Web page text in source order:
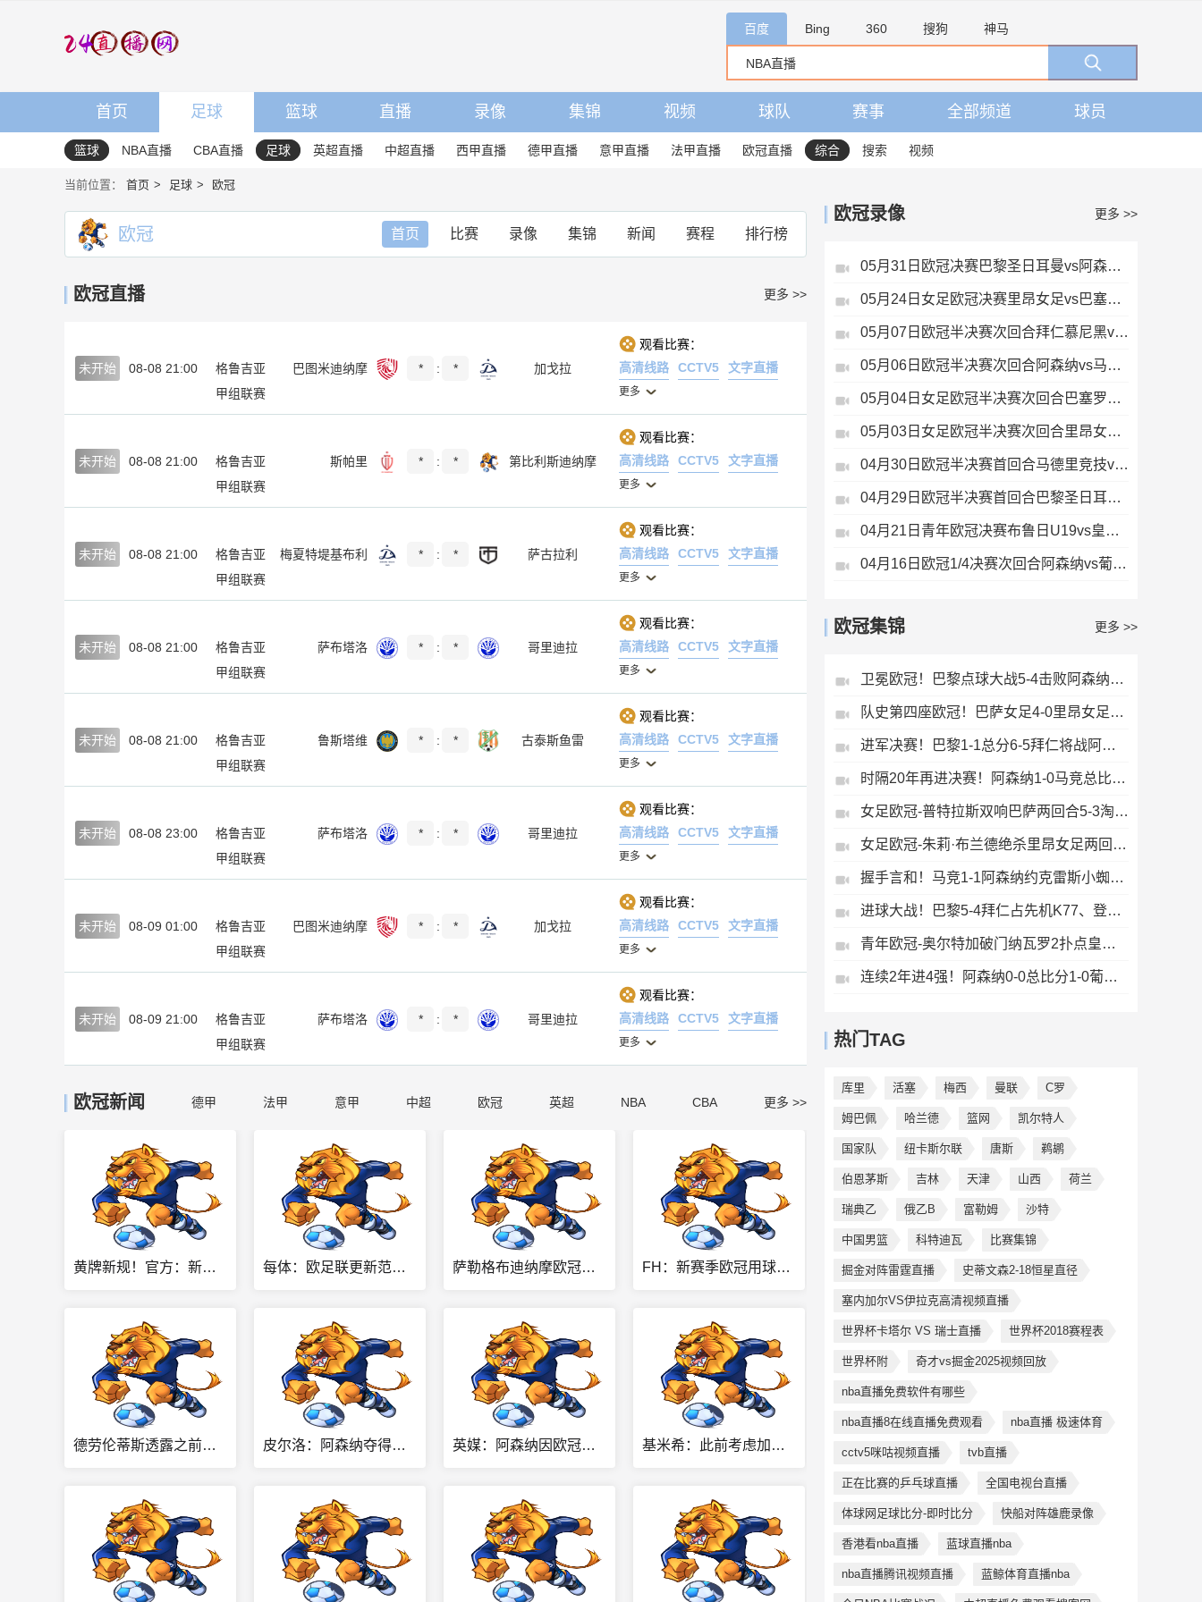
百度 Bing 360 搜狗 神马
首页 足球 篮球 直播 录像 集锦 视频 球队 赛事 全部频道 球员
篮球 NBA直播 CBA直播 足球 英超直播 中超直播 西甲直播 德甲直播 意甲直播 法甲直播 欧冠直播 综合 搜索 视频
当前位置： 首页 足球 欧冠
欧冠 首页 比赛 录像 集锦 新闻 赛程 排行榜
欧冠直播 更多 >>
未开始 08-08 21:00
格鲁吉亚
甲组联赛
巴图米迪纳摩 * : * 加戈拉
观看比赛：
高清线路
CCTV5 文字直播
更多
未开始 08-08 21:00
格鲁吉亚
甲组联赛
斯帕里 * : * 第比利斯迪纳摩
观看比赛：
高清线路
CCTV5 文字直播
更多
未开始 08-08 21:00
格鲁吉亚
甲组联赛
梅夏特堤基布利 * : * 萨古拉利
观看比赛：
高清线路
CCTV5 文字直播
更多
未开始 08-08 21:00
格鲁吉亚
甲组联赛
萨布塔洛 * : * 哥里迪拉
观看比赛：
高清线路
CCTV5 文字直播
更多
未开始 08-08 21:00
格鲁吉亚
甲组联赛
鲁斯塔维 * : * 古泰斯鱼雷
观看比赛：
高清线路
CCTV5 文字直播
更多
未开始 08-08 23:00
格鲁吉亚
甲组联赛
萨布塔洛 * : * 哥里迪拉
观看比赛：
高清线路
CCTV5 文字直播
更多
未开始 08-09 01:00
格鲁吉亚
甲组联赛
巴图米迪纳摩 * : * 加戈拉
观看比赛：
高清线路
CCTV5 文字直播
更多
未开始 08-09 21:00
格鲁吉亚
甲组联赛
萨布塔洛 * : * 哥里迪拉
观看比赛：
高清线路
CCTV5 文字直播
更多
欧冠新闻 德甲 法甲 意甲 中超 欧冠 英超 NBA CBA 更多 >>
黄牌新规！官方：新赛季欧战联赛阶段开始改为球员累计4黄停赛 每体：欧足联更新范例间接承认巴萨遭误判，普比尔手球应处极刑 萨勒格布迪纳摩欧冠资格赛上演让二追三，淘汰图恩晋级下一轮 FH：新赛季欧冠用球揭晓，或成阿迪达斯绝唱
德劳伦蒂斯透露之前曾多次联系阿莱格里，并戏称囧叔想进欧冠决赛 皮尔洛：阿森纳夺得英超冠军实至名归，相信未来可以夺得欧冠冠军 英媒：阿森纳因欧冠决赛球迷违规被罚款1500欧元，巴黎被罚9万+ 基米希：此前考虑加盟巴黎，也因想帮他们队史首次夺得欧冠
欧冠录像 更多 >>
05月31日欧冠决赛巴黎圣日耳曼vs阿森纳全场录像
05月24日女足欧冠决赛里昂女足vs巴塞罗那女足全场录像
05月07日欧冠半决赛次回合拜仁慕尼黑vs巴黎圣日耳曼全场录像
05月06日欧冠半决赛次回合阿森纳vs马德里竞技全场录像
05月04日女足欧冠半决赛次回合巴塞罗那女足vs拜仁慕尼黑女足全场录像
05月03日女足欧冠半决赛次回合里昂女足vs阿森纳女足全场录像
04月30日欧冠半决赛首回合马德里竞技vs阿森纳全场录像
04月29日欧冠半决赛首回合巴黎圣日耳曼vs拜仁慕尼黑全场录像
04月21日青年欧冠决赛布鲁日U19vs皇家马德里U19全场录像
04月16日欧冠1/4决赛次回合阿森纳vs葡萄牙体育全场录像
欧冠集锦 更多 >>
卫冕欧冠！巴黎点球大战5-4击败阿森纳夺冠加布里埃尔、埃泽失点
队史第四座欧冠！巴萨女足4-0里昂女足帕乔尔萨尔玛均两射一传
进军决赛！巴黎1-1总分6-5拜仁将战阿森纳登贝莱闪击凯恩破门
时隔20年再进决赛！阿森纳1-0马竞总比分2-1晋级萨卡制胜
女足欧冠-普特拉斯双响巴萨两回合5-3淘汰拜仁晋级决赛
女足欧冠-朱莉·布兰德绝杀里昂女足两回合4-3淘汰阿森纳进决赛
握手言和！马竞1-1阿森纳约克雷斯小蜘蛛均点射埃泽点球被取消
进球大战！巴黎5-4拜仁占先机K77、登贝莱双响凯恩奥利塞建功
青年欧冠-奥尔特加破门纳瓦罗2扑点皇马U19点球5-3布鲁日夺冠
连续2年进4强！阿森纳0-0总比分1-0葡体特罗萨德、卡塔莫中柱
热门TAG
库里 活塞 梅西 曼联 C罗
姆巴佩 哈兰德 篮网 凯尔特人
国家队 纽卡斯尔联 唐斯 鹈鹕
伯恩茅斯 吉林 天津 山西 荷兰
瑞典乙 俄乙B 富勒姆 沙特
中国男篮 科特迪瓦 比赛集锦
掘金对阵雷霆直播 史蒂文森2-18恒星直径
塞内加尔VS伊拉克高清视频直播
世界杯卡塔尔 VS 瑞士直播 世界杯2018赛程表
世界杯附 奇才vs掘金2025视频回放
nba直播免费软件有哪些
nba直播8在线直播免费观看 nba直播 极速体育
cctv5咪咕视频直播 tvb直播
正在比赛的乒乓球直播 全国电视台直播
体球网足球比分-即时比分 快船对阵雄鹿录像
香港看nba直播 蓝球直播nba
nba直播腾讯视频直播 蓝鲸体育直播nba